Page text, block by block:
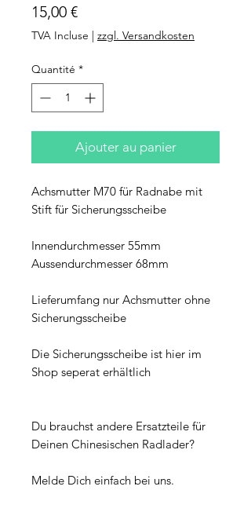
15,00 €Prix
TVA Incluse | zzgl. Versandkosten
Quantité *
Ajouter au panier
Achsmutter M70 für Radnabe mit
Stift für Sicherungsscheibe
Innendurchmesser 55mm
Aussendurchmesser 68mm
Lieferumfang nur Achsmutter ohne
Sicherungsscheibe
Die Sicherungsscheibe ist hier im
Shop seperat erhältlich
Du brauchst andere Ersatzteile für
Deinen Chinesischen Radlader?
Melde Dich einfach bei uns.